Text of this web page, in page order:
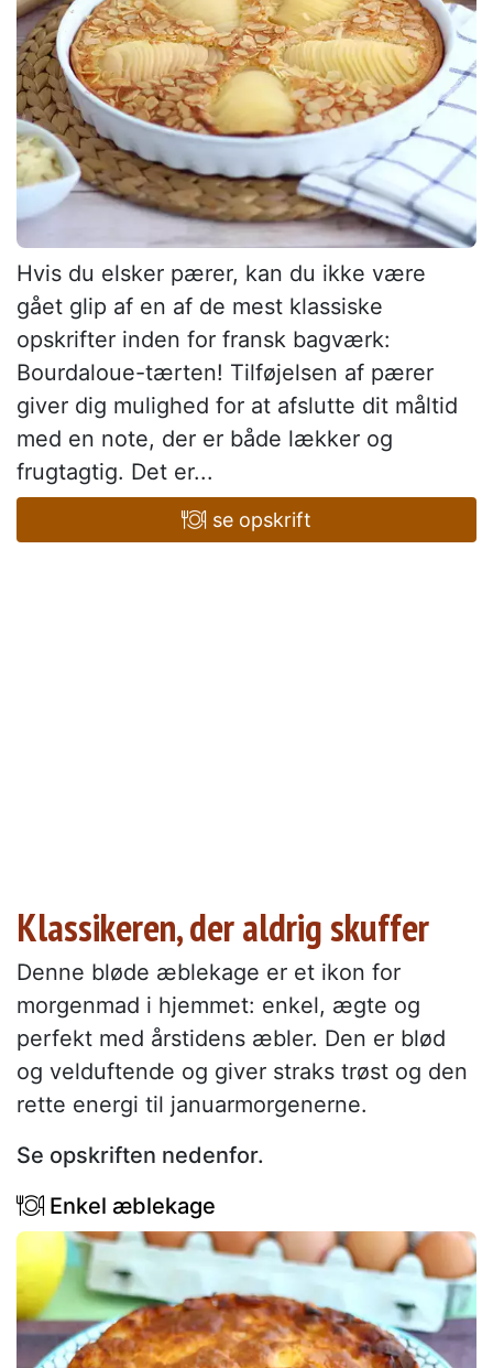
Hvis du elsker pærer, kan du ikke være
gået glip af en af de mest klassiske
opskrifter inden for fransk bagværk:
Bourdaloue-tærten! Tilføjelsen af pærer
giver dig mulighed for at afslutte dit måltid
med en note, der er både lækker og
frugtagtig. Det er...
se opskrift
Klassikeren, der aldrig skuffer
Denne bløde æblekage er et ikon for
morgenmad i hjemmet: enkel, ægte og
perfekt med årstidens æbler. Den er blød
og velduftende og giver straks trøst og den
rette energi til januarmorgenerne.
Se opskriften nedenfor.
Enkel æblekage